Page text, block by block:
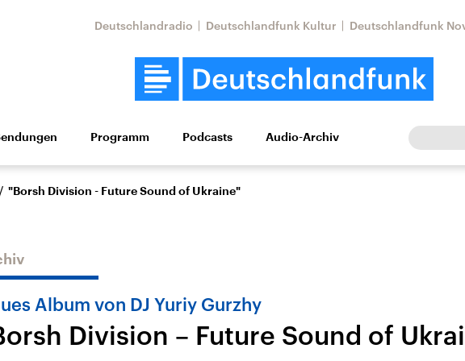
Deutschlandradio Deutschlandfunk Kultur Deutschlandfunk
Politik Wirtschaft Wissen Kultur Europa
Musik
Sachsen-
USA
Nahostkonflikt
Iran
Programm Podcasts Audio-Archiv
/ "Borsh Division - Future Sound of Ukraine"
Album von DJ Yuriy Gurzhy
Division – Future Sound of